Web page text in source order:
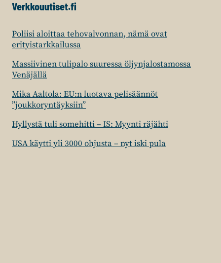
Verkkouutiset.fi
Poliisi aloittaa tehovalvonnan, nämä ovat
erityistarkkailussa
Massiivinen tulipalo suuressa öljynjalostamossa
Venäjällä
Mika Aaltola: EU:n luotava pelisäännöt
”joukkoryntäyksiin”
Hyllystä tuli somehitti – IS: Myynti räjähti
USA käytti yli 3000 ohjusta – nyt iski pula